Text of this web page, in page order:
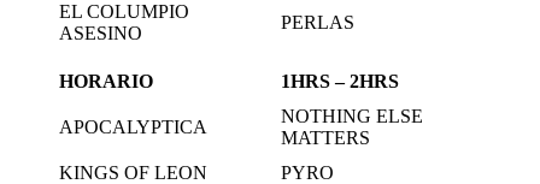
EL COLUMPIO
ASESINO
PERLAS
HORARIO 1HRS – 2HRS
APOCALYPTICA
NOTHING ELSE
MATTERS
KINGS OF LEON
PYRO